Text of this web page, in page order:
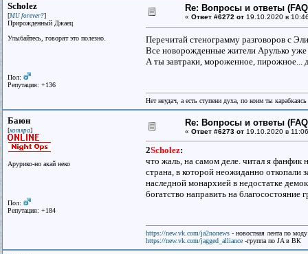
Scholez
[MU forever?]
Прирожденный Джаец
Улыбайтесь, говорят это полезно.
Пол:
Репутация: +136
Re: Вопросы и ответы
« Ответ #6272 от 19.10.2020 в
Перечитай стенограмму разговоров с
Все новорожденные жители Арулько
А ты завтраки, мороженное, пирожное...
Нет неудач, а есть ступени духа, по коим ты
Баюн
[котяра]
Арурико-но акай неко
Пол:
Репутация: +184
Re: Вопросы и ответы
« Ответ #6273 от 19.10.2020 в
2Scholez:
что жаль, на самом деле. читал я фанфик
страна, в которой неожиданно откопали
наследной монархией в недостатке
богатство направить на
https://new.vk.com/ja2nonews - новостная лента по
https://new.vk.com/jagged_alliance -группа по JA в ВК